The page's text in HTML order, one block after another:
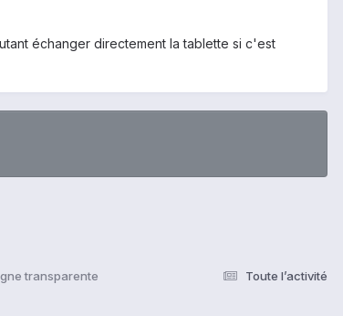
échanger directement la tablette si c'est
Toute l’activité
transparente